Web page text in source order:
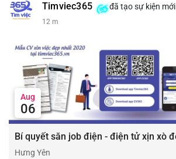
Timviec365 đã tạo sự kiện mới
12 m
Aug
06
Hưng Yên